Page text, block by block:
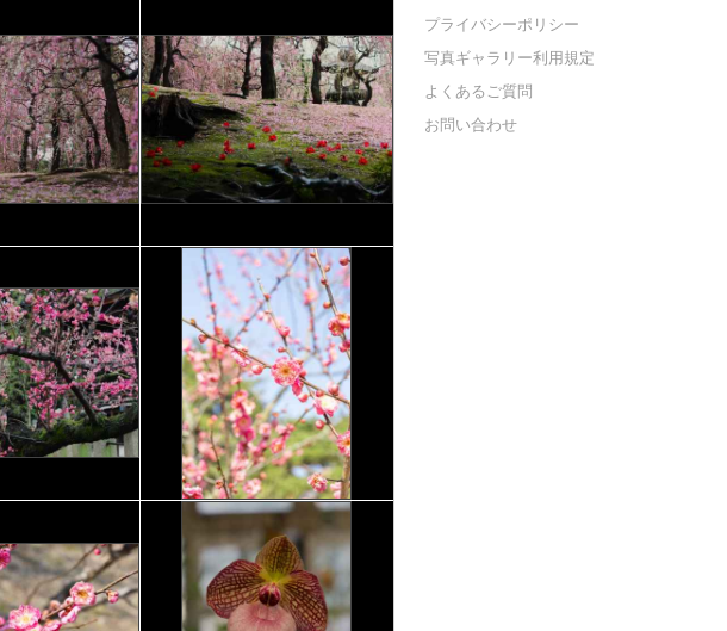
プライバシーポリシー
写真ギャラリー利用規定
よくあるご質問
お問い合わせ